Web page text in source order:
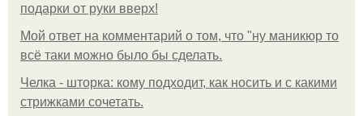
подарки от руки вверх!
Мой ответ на комментарий о том, что "ну маникюр то
всё таки можно было бы сделать.
Челка - шторка: кому подходит, как носить и с какими
стрижками сочетать.